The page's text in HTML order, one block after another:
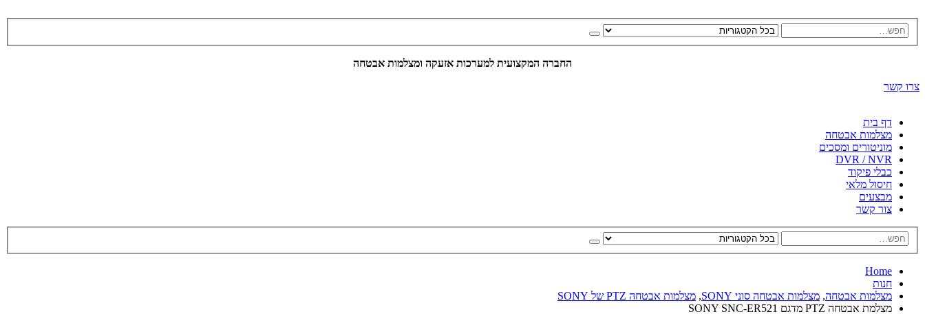
החברה המקצועית למערכות אזעקה ומצלמות אבטחה
צרו קשר
דף בית
מצלמות אבטחה
מוניטורים ומסכים
DVR / NVR
כבלי פיקוד
חיסול מלאי
מבצעים
צור קשר
Home
חנות
מצלמות אבטחה, מצלמות אבטחה סוני SONY , מצלמות אבטחה PTZ של SONY
מצלמת אבטחה PTZ מדגם SONY SNC-ER521